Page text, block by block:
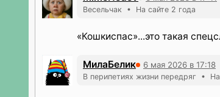
Весельчак • На сайте 2 года
«Кошкиспас»...это такая
МилаБелик 6 мая 2026 в 17:18
В перипетиях жизни передряг • На